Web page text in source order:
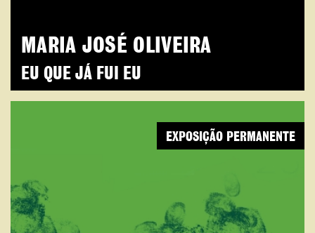
MARIA JOSÉ OLIVEIRA
EU QUE JÁ FUI EU
EXPOSIÇÃO PERMANENTE